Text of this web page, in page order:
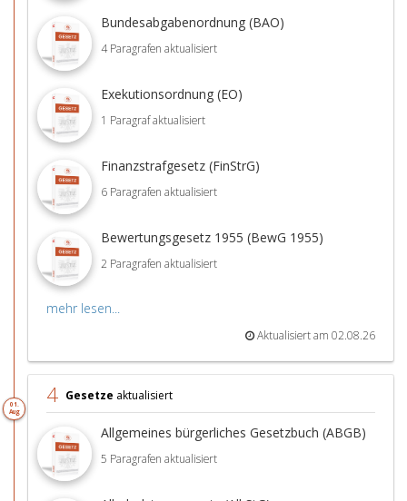
Bundesabgabenordnung (BAO)
4 Paragrafen aktualisiert
Exekutionsordnung (EO)
1 Paragraf aktualisiert
Finanzstrafgesetz (FinStrG)
6 Paragrafen aktualisiert
Bewertungsgesetz 1955 (BewG 1955)
2 Paragrafen aktualisiert
mehr lesen...
Aktualisiert am 02.08.26
01.
Aug
4 Gesetze aktualisiert
Allgemeines bürgerliches Gesetzbuch (ABGB)
5 Paragrafen aktualisiert